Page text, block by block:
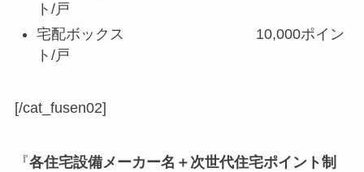
ト/戸
宅配ボックス 10,000ポイン
ト/戸
[/cat_fusen02]
『各住宅設備メーカー名＋次世代住宅ポイント制